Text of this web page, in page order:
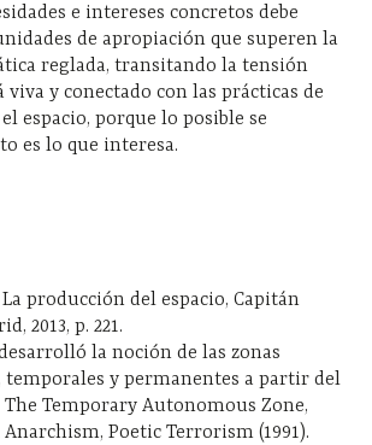
e intereses concretos debe
de apropiación que superen la
reglada, transitando la tensión
viva y conectado con las prácticas de
espacio, porque lo posible se
es lo que interesa.
La producción del espacio, Capitán
2013, p. 221.
la noción de las zonas
temporales y permanentes a partir del
The Temporary Autonomous Zone,
Poetic Terrorism (1991).